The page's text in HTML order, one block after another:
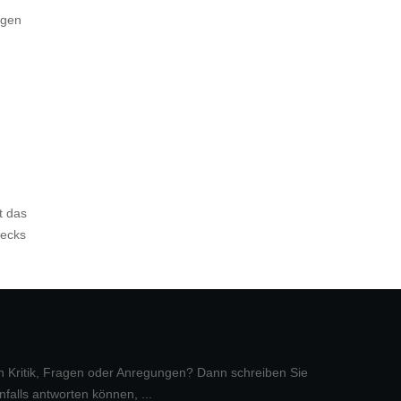
das
Kritik, Fragen oder Anregungen? Dann schreiben Sie
antworten können, ...